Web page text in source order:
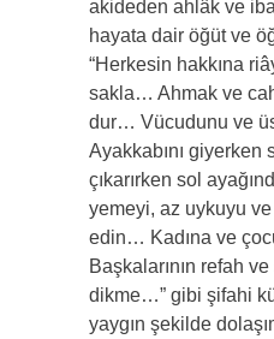
akideden ahlâk ve
hayata dair öğüt ve
“Herkesin hakkına
sakla… Ahmak ve
dur… Vücudunu ve
Ayakkabını giyerken
çıkarırken sol
yemeyi, az uykuyu
edin… Kadına ve
Başkalarının refah
dikme…” gibi şifahi
yaygın şekilde